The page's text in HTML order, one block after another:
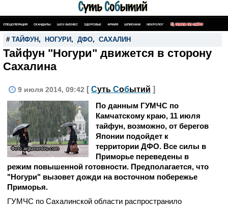
СПЕЦОПЕРАЦИЯ СКАНДАЛЫ ШОУ-БИЗНЕС ЗДОРОВЬЕ АРМИЯ ШПИОНАЖ НЕКРОЛОГ ПОИСК ПО САЙТУ
# ТАЙФУН , НОГУРИ , ДФО, САХАЛИН
Тайфун "Ногури" движется в сторону
Сахалина
9 июля 2014, 09:42 [ Суть Событий ]
Фото argumentiru.com
По данным ГУМЧС по
Камчатскому краю, 11 июля
тайфун, возможно, от берегов
Японии подойдет к
территории ДФО. Все силы в
Приморье переведены в
режим повышенной готовности. Предполагается, что
"Ногури" вызовет дожди на восточном побережье
Приморья.
ГУМЧС по Сахалинской области распространило